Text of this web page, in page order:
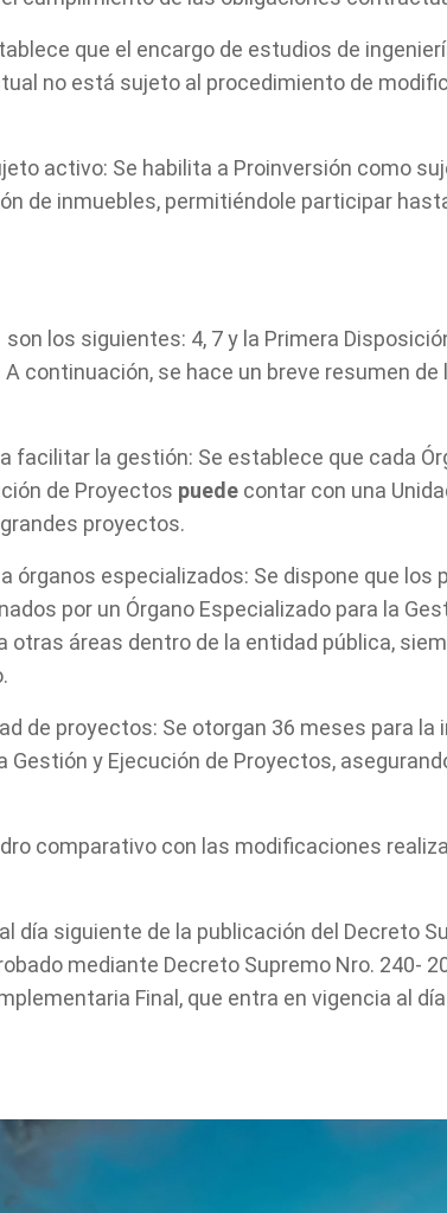
que el encargo de estudios de
no está sujeto al procedimiento de
activo: Se habilita a Proinversión como
de inmuebles, permitiéndole participar
los siguientes: 4, 7 y la Primera
continuación, se hace un breve resumen de
facilitar la gestión: Se establece que cada
de Proyectos puede contar con una
proyectos.
órganos especializados: Se dispone que los
por un Órgano Especializado para la
otras áreas dentro de la entidad pública,
de proyectos: Se otorgan 36 meses para la
Gestión y Ejecución de Proyectos,
comparativo con las modificaciones
día siguiente de la publicación del Decreto
mediante Decreto Supremo Nro. 240-
Final, que entra en vigencia al